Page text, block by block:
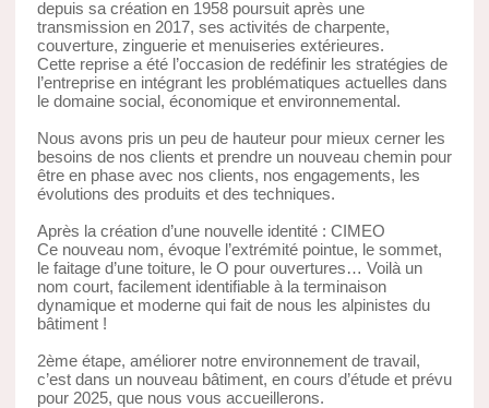
depuis sa création en 1958 poursuit après une
transmission en 2017, ses activités de charpente,
couverture, zinguerie et menuiseries extérieures.
Cette reprise a été l’occasion de redéfinir les stratégies de
l’entreprise en intégrant les problématiques actuelles dans
le domaine social, économique et environnemental.
Nous avons pris un peu de hauteur pour mieux cerner les
besoins de nos clients et prendre un nouveau chemin pour
être en phase avec nos clients, nos engagements, les
évolutions des produits et des techniques.
Après la création d’une nouvelle identité : CIMEO
Ce nouveau nom, évoque l’extrémité pointue, le sommet,
le faitage d’une toiture, le O pour ouvertures… Voilà un
nom court, facilement identifiable à la terminaison
dynamique et moderne qui fait de nous les alpinistes du
bâtiment !
2ème étape, améliorer notre environnement de travail,
c’est dans un nouveau bâtiment, en cours d’étude et prévu
pour 2025, que nous vous accueillerons.